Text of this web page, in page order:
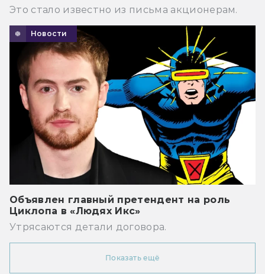
Это стало известно из письма акционерам.
Новости
Объявлен главный претендент на роль
Циклопа в «Людях Икс»
Утрясаются детали договора.
Показать ещё